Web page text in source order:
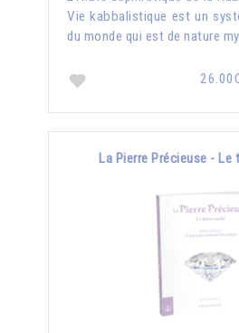
Vie kabbalistique est un
du monde qui est de nature
La Pierre Précieuse - Le